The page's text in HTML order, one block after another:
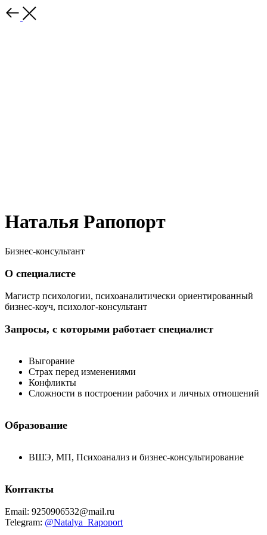
Наталья Рапопорт
Бизнес-консультант
О специалисте
Магистр психологии, психоаналитически ориентированный
бизнес-коуч, психолог-консультант
Запросы, с которыми работает специалист
Выгорание
Страх перед изменениями
Конфликты
Сложности в построении рабочих и личных отношений
Образование
ВШЭ, МП, Психоанализ и бизнес-консультирование
Контакты
Email: 9250906532@mail.ru
Telegram: @Natalya_Rapoport